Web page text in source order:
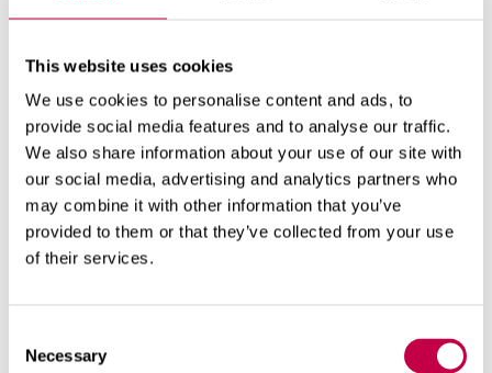
This website uses cookies
We use cookies to personalise content and ads, to
provide social media features and to analyse our traffic.
We also share information about your use of our site with
our social media, advertising and analytics partners who
may combine it with other information that you’ve
provided to them or that they’ve collected from your use
of their services.
Selection
Necessary